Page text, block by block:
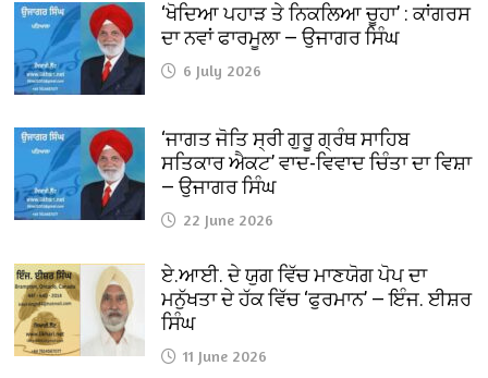
‘ਖੋਦਿਆ ਪਹਾੜ ਤੇ ਨਿਕਲਿਆ ਚੂਹਾ’ : ਕਾਂਗਰਸ
ਦਾ ਨਵਾਂ ਫਾਰਮੂਲਾ — ਉਜਾਗਰ ਸਿੰਘ
6 July 2026
‘ਜਾਗਤ ਜੋਤਿ ਸ੍ਰੀ ਗੁਰੂ ਗ੍ਰੰਥ ਸਾਹਿਬ
ਸਤਿਕਾਰ ਐਕਟ’ ਵਾਦ-ਵਿਵਾਦ ਚਿੰਤਾ ਦਾ ਵਿਸ਼ਾ
— ਉਜਾਗਰ ਸਿੰਘ
22 June 2026
ਏ.ਆਈ. ਦੇ ਯੁਗ ਵਿੱਚ ਮਾਣਯੋਗ ਪੋਪ ਦਾ
ਮਨੁੱਖਤਾ ਦੇ ਹੱਕ ਵਿੱਚ ‘ਫੁਰਮਾਨ’ — ਇੰਜ. ਈਸ਼ਰ
ਸਿੰਘ
11 June 2026